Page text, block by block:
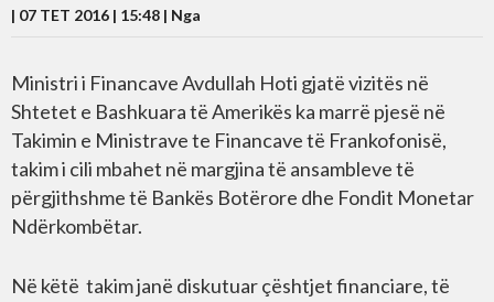
| 07 TET 2016 | 15:48 | Nga
Ministri i Financave Avdullah Hoti gjatë vizitës në
Shtetet e Bashkuara të Amerikës ka marrë pjesë në
Takimin e Ministrave te Financave të Frankofonisë,
takim i cili mbahet në margjina të ansambleve të
përgjithshme të Bankës Botërore dhe Fondit Monetar
Ndërkombëtar.
Në këtë takim janë diskutuar çështjet financiare, të